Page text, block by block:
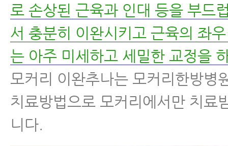
로 손상된 근육과 인대 등을 부드
서 충분히 이완시키고 근육의 좌
는 아주 미세하고 세밀한 교정을
모커리 이완추나는 모커리한방병
치료방법으로 모커리에서만 치료
니다.